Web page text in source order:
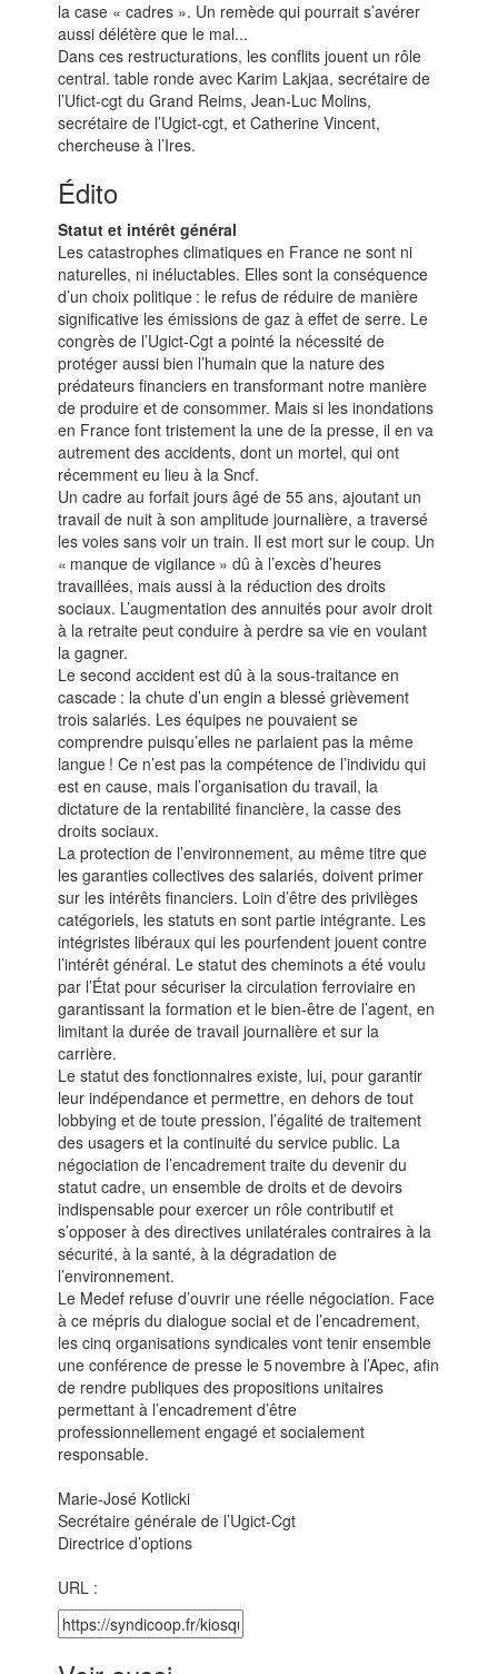
la case « cadres ». Un remède qui pourrait s’avérer
aussi délétère que le mal...
Dans ces restructurations, les conflits jouent un rôle
central. table ronde avec Karim Lakjaa, secrétaire de
l’Ufict-cgt du Grand Reims, Jean-Luc Molins,
secrétaire de l’Ugict-cgt, et Catherine Vincent,
chercheuse à l’Ires.
Édito
Statut et intérêt général
Les catastrophes climatiques en France ne sont ni
naturelles, ni inéluctables. Elles sont la conséquence
d’un choix politique : le refus de réduire de manière
significative les émissions de gaz à effet de serre. Le
congrès de l’Ugict-Cgt a pointé la nécessité de
protéger aussi bien l’humain que la nature des
prédateurs financiers en transformant notre manière
de produire et de consommer. Mais si les inondations
en France font tristement la une de la presse, il en va
autrement des accidents, dont un mortel, qui ont
récemment eu lieu à la Sncf.
Un cadre au forfait jours âgé de 55 ans, ajoutant un
travail de nuit à son amplitude journalière, a traversé
les voies sans voir un train. Il est mort sur le coup. Un
« manque de vigilance » dû à l’excès d’heures
travaillées, mais aussi à la réduction des droits
sociaux. L’augmentation des annuités pour avoir droit
à la retraite peut conduire à perdre sa vie en voulant
la gagner.
Le second accident est dû à la sous-traitance en
cascade : la chute d’un engin a blessé grièvement
trois salariés. Les équipes ne pouvaient se
comprendre puisqu’elles ne parlaient pas la même
langue ! Ce n’est pas la compétence de l’individu qui
est en cause, mais l’organisation du travail, la
dictature de la rentabilité financière, la casse des
droits sociaux.
La protection de l’environnement, au même titre que
les garanties collectives des salariés, doivent primer
sur les intérêts financiers. Loin d’être des privilèges
catégoriels, les statuts en sont partie intégrante. Les
intégristes libéraux qui les pourfendent jouent contre
l’intérêt général. Le statut des cheminots a été voulu
par l’État pour sécuriser la circulation ferroviaire en
garantissant la formation et le bien-être de l’agent, en
limitant la durée de travail journalière et sur la
carrière.
Le statut des fonctionnaires existe, lui, pour garantir
leur indépendance et permettre, en dehors de tout
lobbying et de toute pression, l’égalité de traitement
des usagers et la continuité du service public. La
négociation de l’encadrement traite du devenir du
statut cadre, un ensemble de droits et de devoirs
indispensable pour exercer un rôle contributif et
s’opposer à des directives unilatérales contraires à la
sécurité, à la santé, à la dégradation de
l’environnement.
Le Medef refuse d’ouvrir une réelle négociation. Face
à ce mépris du dialogue social et de l’encadrement,
les cinq organisations syndicales vont tenir ensemble
une conférence de presse le 5 novembre à l’Apec, afin
de rendre publiques des propositions unitaires
permettant à l’encadrement d’être
professionnellement engagé et socialement
responsable.
Marie-José Kotlicki
Secrétaire générale de l’Ugict-Cgt
Directrice d’options
URL :